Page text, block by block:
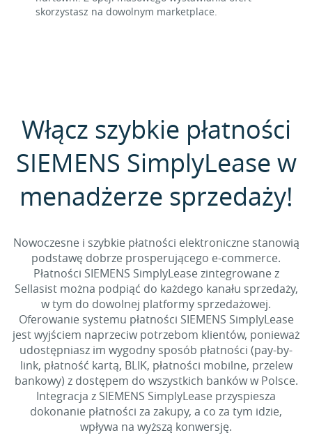
skorzystasz na dowolnym marketplace.
Włącz szybkie płatności
SIEMENS SimplyLease w
menadżerze sprzedaży!
Nowoczesne i szybkie płatności elektroniczne stanowią
podstawę dobrze prosperującego e-commerce.
Płatności SIEMENS SimplyLease zintegrowane z
Sellasist można podpiąć do każdego kanału sprzedaży,
w tym do dowolnej platformy sprzedażowej.
Oferowanie systemu płatności SIEMENS SimplyLease
jest wyjściem naprzeciw potrzebom klientów, ponieważ
udostępniasz im wygodny sposób płatności (pay-by-
link, płatność kartą, BLIK, płatności mobilne, przelew
bankowy) z dostępem do wszystkich banków w Polsce.
Integracja z SIEMENS SimplyLease przyspiesza
dokonanie płatności za zakupy, a co za tym idzie,
wpływa na wyższą konwersję.